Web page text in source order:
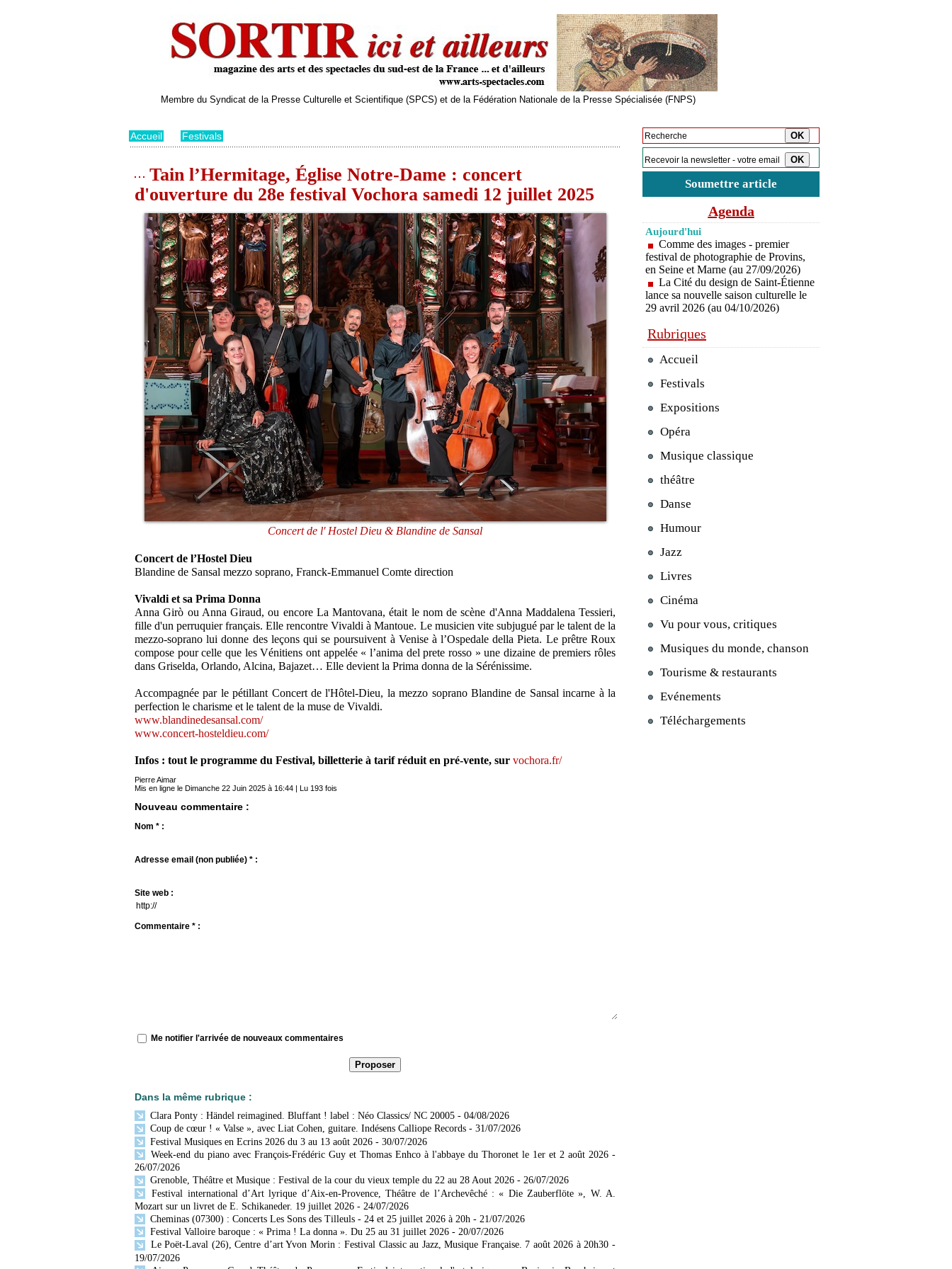
Membre du Syndicat de la Presse Culturelle et Scientifique (SPCS) et de la Fédération Nationale de la Presse Spécialisée (FNPS)
Accueil Festivals
Tain l’Hermitage, Église Notre-Dame : concert
d'ouverture du 28e festival Vochora samedi 12 juillet 2025
Concert de l' Hostel Dieu & Blandine de Sansal
Concert de l’Hostel Dieu
Blandine de Sansal mezzo soprano, Franck-Emmanuel Comte direction
Vivaldi et sa Prima Donna
Anna Girò ou Anna Giraud, ou encore La Mantovana, était le nom de scène d'Anna Maddalena Tessieri,
fille d'un perruquier français. Elle rencontre Vivaldi à Mantoue. Le musicien vite subjugué par le talent de la
mezzo-soprano lui donne des leçons qui se poursuivent à Venise à l’Ospedale della Pieta. Le prêtre Roux
compose pour celle que les Vénitiens ont appelée « l’anima del prete rosso » une dizaine de premiers rôles
dans Griselda, Orlando, Alcina, Bajazet… Elle devient la Prima donna de la Sérénissime.
Accompagnée par le pétillant Concert de l'Hôtel-Dieu, la mezzo soprano Blandine de Sansal incarne à la
perfection le charisme et le talent de la muse de Vivaldi.
www.blandinedesansal.com/
www.concert-hosteldieu.com/
Infos : tout le programme du Festival, billetterie à tarif réduit en pré-vente, sur vochora.fr/
Pierre Aimar
Mis en ligne le Dimanche 22 Juin 2025 à 16:44 | Lu 193 fois
Nouveau commentaire :
Nom * :
Adresse email (non publiée) * :
Site web :
Commentaire * :
Me notifier l'arrivée de nouveaux commentaires
Dans la même rubrique :
Clara Ponty : Händel reimagined. Bluffant ! label : Néo Classics/ NC 20005 - 04/08/2026
Coup de cœur ! « Valse », avec Liat Cohen, guitare. Indésens Calliope Records - 31/07/2026
Festival Musiques en Ecrins 2026 du 3 au 13 août 2026 - 30/07/2026
Week-end du piano avec François-Frédéric Guy et Thomas Enhco à l'abbaye du Thoronet le 1er et 2 août 2026 -
26/07/2026
Grenoble, Théâtre et Musique : Festival de la cour du vieux temple du 22 au 28 Aout 2026 - 26/07/2026
Festival international d’Art lyrique d’Aix-en-Provence, Théâtre de l’Archevêché : « Die Zauberflöte », W. A.
Mozart sur un livret de E. Schikaneder. 19 juillet 2026 - 24/07/2026
Cheminas (07300) : Concerts Les Sons des Tilleuls - 24 et 25 juillet 2026 à 20h - 21/07/2026
Festival Valloire baroque : « Prima ! La donna ». Du 25 au 31 juillet 2026 - 20/07/2026
Le Poët-Laval (26), Centre d’art Yvon Morin : Festival Classic au Jazz, Musique Française. 7 août 2026 à 20h30 -
19/07/2026
Soumettre article
Agenda
Aujourd'hui
Comme des images - premier
festival de photographie de Provins,
en Seine et Marne (au 27/09/2026)
La Cité du design de Saint-Étienne
lance sa nouvelle saison culturelle le
29 avril 2026 (au 04/10/2026)
Rubriques
Accueil
Festivals
Expositions
Opéra
Musique classique
théâtre
Danse
Humour
Jazz
Livres
Cinéma
Vu pour vous, critiques
Musiques du monde, chanson
Tourisme & restaurants
Evénements
Téléchargements